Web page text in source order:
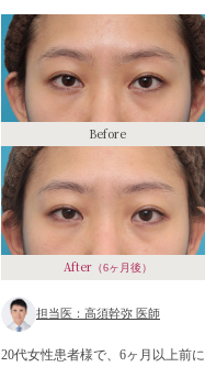
Before
After（6ヶ月後）
担当医：高須幹弥 医師
20代女性患者様で、6ヶ月以上前に